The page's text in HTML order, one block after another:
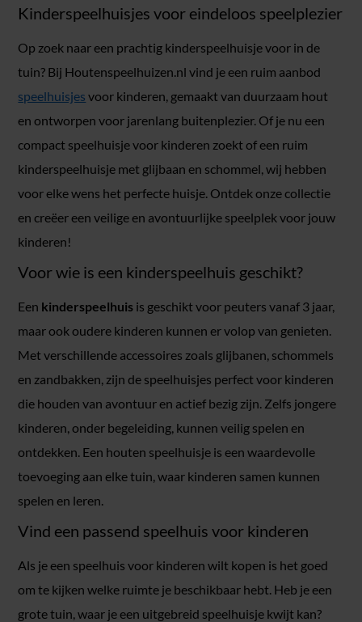
Kinderspeelhuisjes voor eindeloos speelplezier
Op zoek naar een prachtig kinderspeelhuisje voor in de
tuin? Bij Houtenspeelhuizen.nl vind je een ruim aanbod
speelhuisjes voor kinderen, gemaakt van duurzaam hout
en ontworpen voor jarenlang buitenplezier. Of je nu een
compact speelhuisje voor kinderen zoekt of een ruim
kinderspeelhuisje met glijbaan en schommel, wij hebben
voor elke wens het perfecte huisje. Ontdek onze collectie
en creëer een veilige en avontuurlijke speelplek voor jouw
kinderen!
Voor wie is een kinderspeelhuis geschikt?
Een kinderspeelhuis is geschikt voor peuters vanaf 3 jaar,
maar ook oudere kinderen kunnen er volop van genieten.
Met verschillende accessoires zoals glijbanen, schommels
en zandbakken, zijn de speelhuisjes perfect voor kinderen
die houden van avontuur en actief bezig zijn. Zelfs jongere
kinderen, onder begeleiding, kunnen veilig spelen en
ontdekken. Een houten speelhuisje is een waardevolle
toevoeging aan elke tuin, waar kinderen samen kunnen
spelen en leren.
Vind een passend speelhuis voor kinderen
Als je een speelhuis voor kinderen wilt kopen is het goed
om te kijken welke ruimte je beschikbaar hebt. Heb je een
grote tuin, waar je een uitgebreid speelhuisje kwijt kan?